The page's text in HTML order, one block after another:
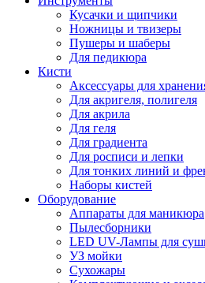
Кусачки и щипчики
Ножницы и твизеры
Пушеры и шаберы
Для педикюра
Кисти
Аксессуары для
Для акригеля, полигеля
Для акрила
Для геля
Для градиента
Для росписи и лепки
Для тонких линий и
Наборы кистей
Оборудование
Аппараты для маникюра
Пылесборники
LED UV-Лампы для
УЗ мойки
Сухожары